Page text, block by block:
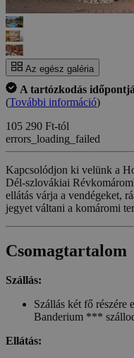
Az egész galéria
A tartózkodás
(További információ)
105 290 Ft-tól
errors_loading_failed
Kapcsolódjon ki velünk a
Dél-szlovákiai
ellátás várja a vendégeket,
jegyet váltani a komáromi
Csomagtartalom
Szállás:
Szállás két fő részére
Banderium ***
Ellátás: